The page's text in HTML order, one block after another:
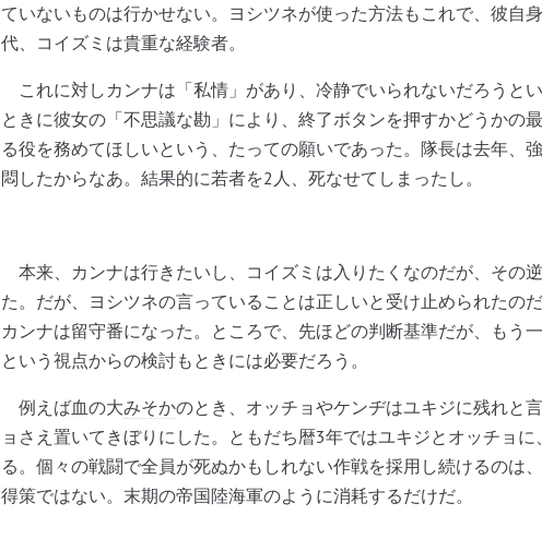
ていないものは行かせない。ヨシツネが使った方法もこれで、彼自
代、コイズミは貴重な経験者。
これに対しカンナは「私情」があり、冷静でいられないだろうと
ときに彼女の「不思議な勘」により、終了ボタンを押すかどうかの
る役を務めてほしいという、たっての願いであった。隊長は去年、
悶したからなあ。結果的に若者を2人、死なせてしまったし。
本来、カンナは行きたいし、コイズミは入りたくなのだが、その
た。だが、ヨシツネの言っていることは正しいと受け止められたの
カンナは留守番になった。ところで、先ほどの判断基準だが、もう
という視点からの検討もときには必要だろう。
例えば血の大みそかのとき、オッチョやケンヂはユキジに残れと
ョさえ置いてきぼりにした。ともだち暦3年ではユキジとオッチョ
る。個々の戦闘で全員が死ぬかもしれない作戦を採用し続けるのは
得策ではない。末期の帝国陸海軍のように消耗するだけだ。